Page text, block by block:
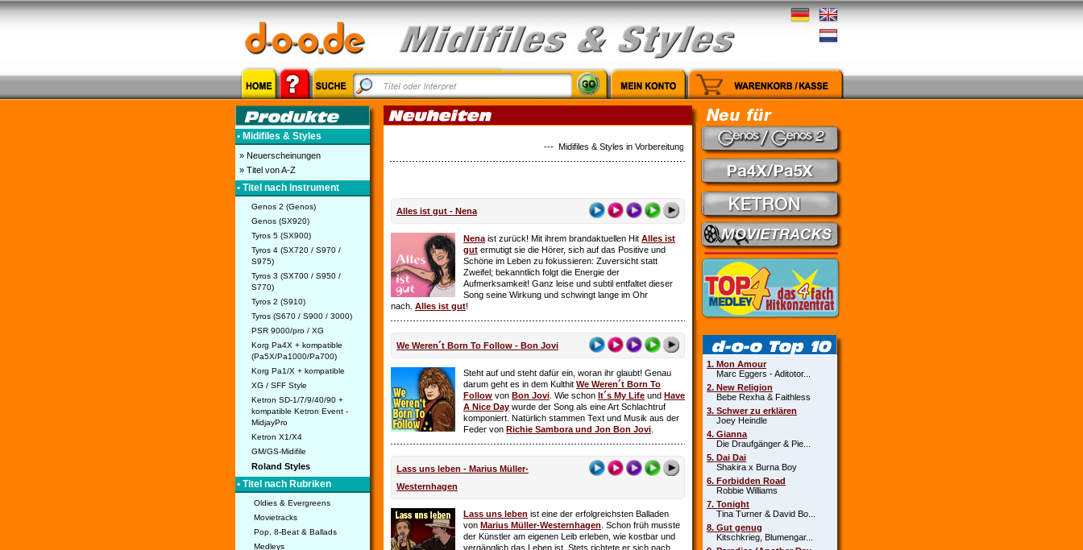
• Midifiles & Styles
» Neuerscheinungen
» Titel von A-Z
• Titel nach Instrument
Genos 2 (Genos)
Genos (SX920)
Tyros 5 (SX900)
Tyros 4 (SX720 / S970 /
S975)
Tyros 3 (SX700 / S950 /
S770)
Tyros 2 (S910)
Tyros (S670 / S900 / 3000)
PSR 9000/pro / XG
Korg Pa4X + kompatible
(Pa5X/Pa1000/Pa700)
Korg Pa1/X + kompatible
XG / SFF Style
Ketron SD-1/7/9/40/90 +
kompatible Ketron Event -
MidjayPro
Ketron X1/X4
GM/GS-Midifile
Roland Styles
• Titel nach Rubriken
Oldies & Evergreens
Movietracks
Pop, 8-Beat & Ballads
Medleys
--- Midifiles & Styles in Vorbereitung: Country Medley - Theuns Jordaan & Juanita du Plessis // Kein Gefühl - Marius Müller-Westerhagen //
Alles ist gut - Nena
Nena ist zurück! Mit ihrem brandaktuellen Hit Alles ist
gut ermutigt sie die Hörer, sich auf das Positive und
Schöne im Leben zu fokussieren: Zuversicht statt
Zweifel; bekanntlich folgt die Energie der
Aufmerksamkeit! Ganz leise und subtil entfaltet dieser
Song seine Wirkung und schwingt lange im Ohr
nach. Alles ist gut!
We Weren´t Born To Follow - Bon Jovi
Steht auf und steht dafür ein, woran ihr glaubt! Genau
darum geht es in dem Kulthit We Weren´t Born To
Follow von Bon Jovi . Wie schon It´s My Life und Have
A Nice Day wurde der Song als eine Art Schlachtruf
komponiert. Natürlich stammen Text und Musik aus der
Feder von Richie Sambora und Jon Bon Jovi
Lass uns leben - Marius Müller-
Westernhagen
Lass uns leben ist eine der erfolgreichsten Balladen
von Marius Müller-Westernhagen . Schon früh musste
der Künstler am eigenen Leib erleben, wie kostbar und
vergänglich das Leben ist. Stets richtete er sich nach
1. Mon Amour
Marc Eggers - Aditotor...
2. New Religion
Bebe Rexha & Faithless
3. Schwer zu erklären
Joey Heindle
4. Gianna
Die Draufgänger & Pie...
5. Dai Dai
Shakira x Burna Boy
6. Forbidden Road
Robbie Williams
7. Tonight
Tina Turner & David Bo...
8. Gut genug
Kitschkrieg, Blumengar...